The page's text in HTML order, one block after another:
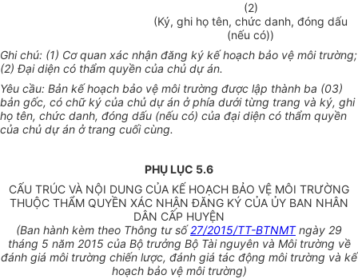
(2)
(Ký, ghi họ tên, chức danh, đóng dấu
(nếu có))
Ghi chú: (1) Cơ quan xác nhận đăng ký kế hoạch bảo vệ môi trường;
(2) Đại diện có thẩm quyền của chủ dự án.
Yêu cầu: Bản kế hoạch bảo vệ môi trường được lập thành ba (03)
bản gốc, có chữ ký của chủ dự án ở phía dưới từng trang và ký, ghi
họ tên, chức danh, đóng dấu (nếu có) của đại diện có thẩm quyền
của chủ dự án ở trang cuối cùng.
PHỤ LỤC 5.6
CẤU TRÚC VÀ NỘI DUNG CỦA KẾ HOẠCH BẢO VỆ MÔI TRƯỜNG
THUỘC THẨM QUYỀN XÁC NHẬN ĐĂNG KÝ CỦA ỦY BAN NHÂN
DÂN CẤP HUYỆN
(Ban hành kèm theo Thông tư số27/2015/TT-BTNMTngày 29
tháng 5 năm 2015 của Bộ trưởng Bộ Tài nguyên và Môi trường về
đánh giá môi trường chiến lược, đánh giá tác động môi trường và kế
hoạch bảo vệ môi trường)